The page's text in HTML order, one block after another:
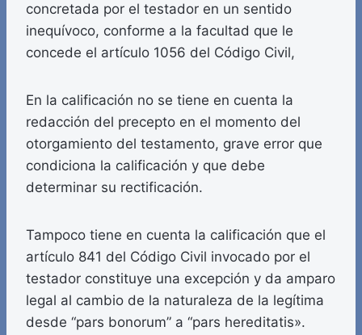
concretada por el testador en un sentido
inequívoco, conforme a la facultad que le
concede el artículo 1056 del Código Civil,
En la calificación no se tiene en cuenta la
redacción del precepto en el momento del
otorgamiento del testamento, grave error que
condiciona la calificación y que debe
determinar su rectificación.
Tampoco tiene en cuenta la calificación que el
artículo 841 del Código Civil invocado por el
testador constituye una excepción y da amparo
legal al cambio de la naturaleza de la legítima
desde “pars bonorum” a “pars hereditatis».